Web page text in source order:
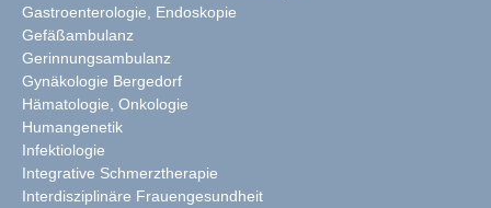
Gastroenterologie, Endoskopie
Gefäßambulanz
Gerinnungsambulanz
Gynäkologie Bergedorf
Hämatologie, Onkologie
Humangenetik
Infektiologie
Integrative Schmerztherapie
Interdisziplinäre Frauengesundheit